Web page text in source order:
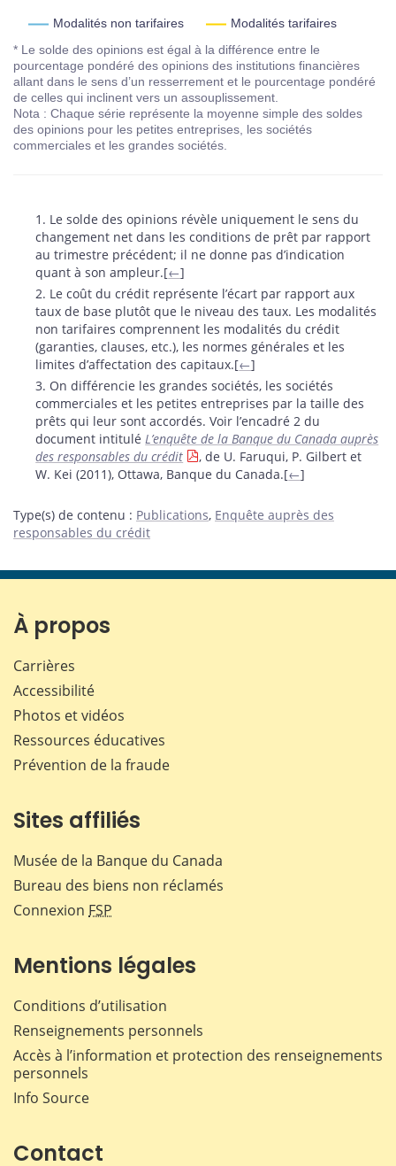
Modalités non tarifaires Modalités tarifaires
* Le solde des opinions est égal à la différence entre le
pourcentage pondéré des opinions des institutions financières
allant dans le sens d’un resserrement et le pourcentage pondéré
de celles qui inclinent vers un assouplissement.
Nota : Chaque série représente la moyenne simple des soldes
des opinions pour les petites entreprises, les sociétés
commerciales et les grandes sociétés.
Notes1. Le solde des opinions révèle uniquement le sens du
changement net dans les conditions de prêt par rapport
au trimestre précédent; il ne donne pas d’indication
quant à son ampleur.[←]
2. Le coût du crédit représente l’écart par rapport aux
taux de base plutôt que le niveau des taux. Les modalités
non tarifaires comprennent les modalités du crédit
(garanties, clauses, etc.), les normes générales et les
limites d’affectation des capitaux.[←]
3. On différencie les grandes sociétés, les sociétés
commerciales et les petites entreprises par la taille des
prêts qui leur sont accordés. Voir l’encadré 2 du
document intituléL’enquête de la Banque du Canada auprès
des responsables du crédit
, de U. Faruqui, P. Gilbert et
W. Kei (2011), Ottawa, Banque du Canada.[←]
Type(s) de contenu : Publications, Enquête auprès des
responsables du crédit
À propos
Carrières
Accessibilité
Photos et vidéos
Ressources éducatives
Prévention de la fraude
Sites affiliés
Musée de la Banque du Canada
Bureau des biens non réclamés
Connexion FSP
Mentions légales
Conditions d’utilisation
Renseignements personnels
Accès à l’information et protection des renseignements
personnels
Info Source
Contact